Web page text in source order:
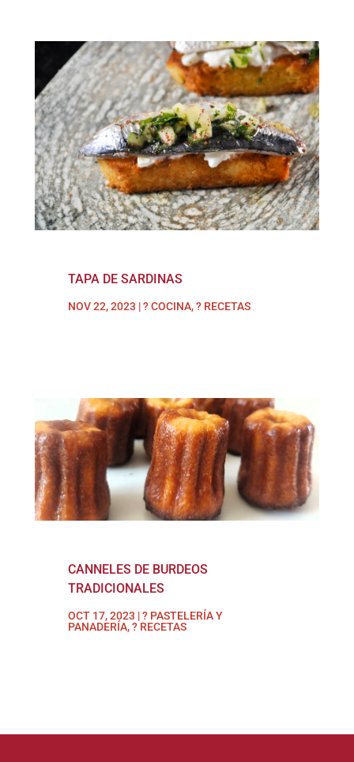
TAPA DE SARDINAS
NOV 22, 2023 |? COCINA,? RECETAS
CANNELES DE BURDEOS
TRADICIONALES
OCT 17, 2023 |? PASTELERÍA Y
PANADERÍA,? RECETAS